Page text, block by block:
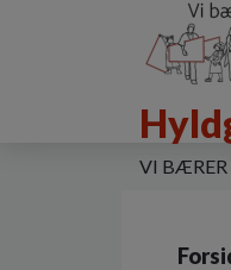
VI BÆRER